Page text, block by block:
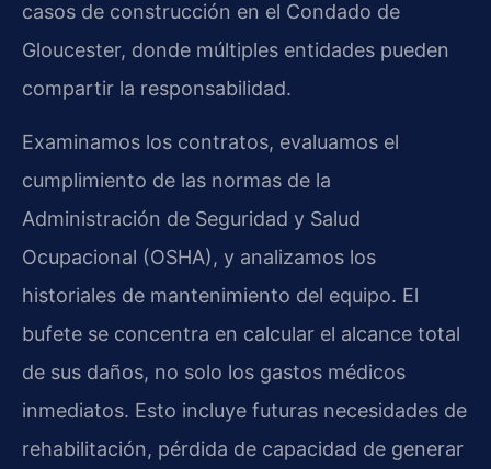
casos de construcción en el Condado de
Gloucester, donde múltiples entidades pueden
compartir la responsabilidad.
Examinamos los contratos, evaluamos el
cumplimiento de las normas de la
Administración de Seguridad y Salud
Ocupacional (OSHA), y analizamos los
historiales de mantenimiento del equipo. El
bufete se concentra en calcular el alcance total
de sus daños, no solo los gastos médicos
inmediatos. Esto incluye futuras necesidades de
rehabilitación, pérdida de capacidad de generar